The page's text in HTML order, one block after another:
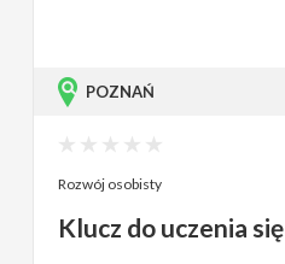
POZNAŃ
Rozwój osobisty
Klucz do uczenia się